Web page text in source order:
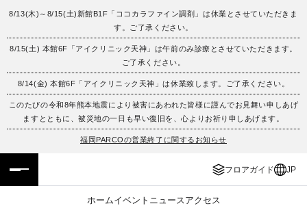
8/13(木)～8/15(土)新館B1F「ココカラファイン調剤」は休業とさせていただきま
す。ご了承ください。
8/15(土) 本館6F「アイクリニック天神」は午前のみ診療とさせていただきます。
ご了承ください。
8/14(金) 本館6F「アイクリニック天神」は休業致します。ご了承ください。
このたびの令和8年熊本地震により被害にあわれた皆様に謹んでお見舞い申しあげ
ますとともに、被災地の一日も早い復旧を、心よりお祈り申しあげます。
福岡PARCOの営業終了に関するお知らせ
フロアガイド JP
ホームイベント ニュース アクセス
フロアガイド
施設案内・アクセス
イベント・ポップアップ
レストラン・カフェ
ENGLISH
繁体字
簡体字
ภาษาไทย